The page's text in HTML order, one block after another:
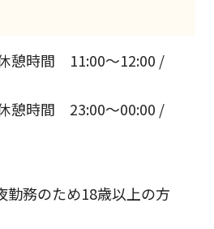
憩時間 11:00～12:00 /
憩時間 23:00～00:00 /
務のため18歳以上の方